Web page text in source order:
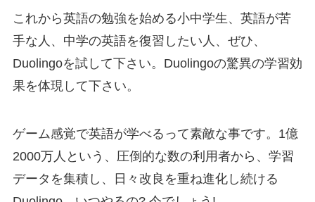
これから英語の勉強を始める小中学生、英語が苦
手な人、中学の英語を復習したい人 、ぜひ、
Duolingoを試して下さい。Duolingoの驚異の学習効
果を体現して下さい。
ゲーム感覚で英語が学べる って素敵な事です。1億
2000万人という、圧倒的な数の利用者から、学習
データを集積し、日々改良を重ね進化し続ける